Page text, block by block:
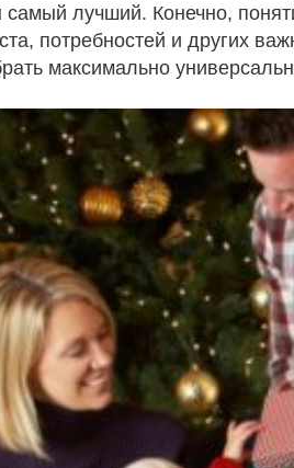
самый лучший. Конечно,
потребностей и других
максимально